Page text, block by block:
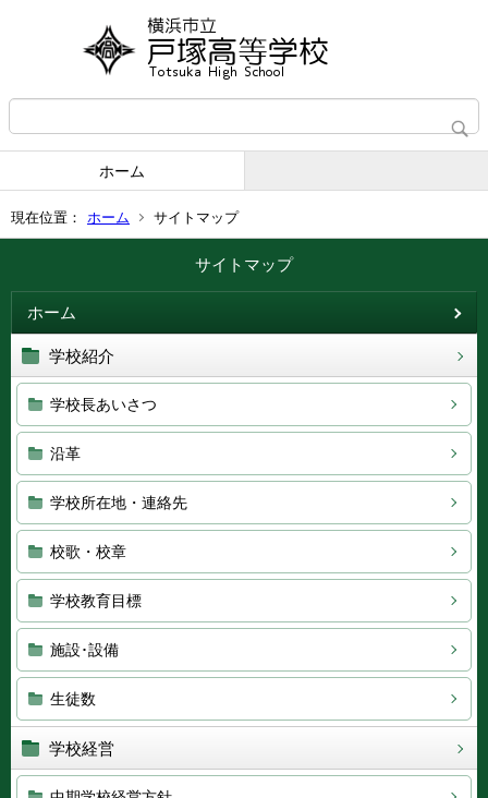
ホーム
現在位置： ホーム サイトマップ
サイトマップ
ホーム
学校紹介
学校長あいさつ
沿革
学校所在地・連絡先
校歌・校章
学校教育目標
施設･設備
生徒数
学校経営